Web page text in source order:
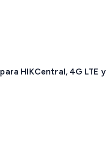
HIKCentral, 4G LTE y